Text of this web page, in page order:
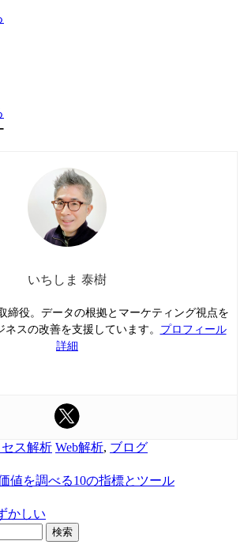
いちしま 泰樹
締役。データの根拠とマーケティング視点を
ネスの改善を支援しています。 プロフィール
詳細
ス解析 Web解析, ブログ
値を調べる10の指標とツール
かしい